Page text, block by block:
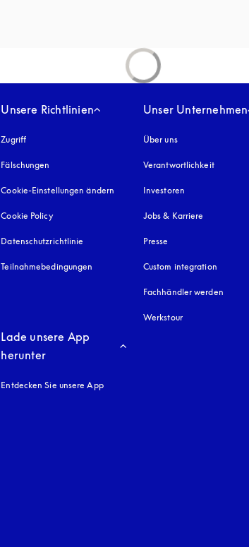
Unsere Richtlinien
Zugriff öffnet sich in einem neuen Tab
Fälschungen öffnet sich in einem neuen Tab
Cookie-Einstellungen ändern
Cookie Policyöffnet sich in einem neuen Tab
Datenschutzrichtlinie öffnet sich in einem neuen Tab
Teilnahmebedingungen
Unser Unternehmen
Über uns
Verantwortlichkeit
Investoren
Jobs & Karriere
Presse
Custom integration
Fachhändler werden
Werkstour
Lade unsere App
herunter
Entdecken Sie unsere App